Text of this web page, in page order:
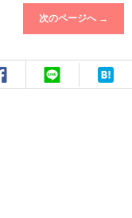
次のページへ →